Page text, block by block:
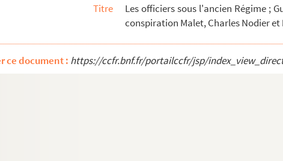
et Moreau
jours ; Louvet de Couvray ; Malet ; Napoléon en 1812 ; N...
Titre
Les officiers sous l'ancien Régime ;
conspiration Malet, Charles Nodier et
ce document : https://ccfr.bnf.fr/portailccfr/jsp/